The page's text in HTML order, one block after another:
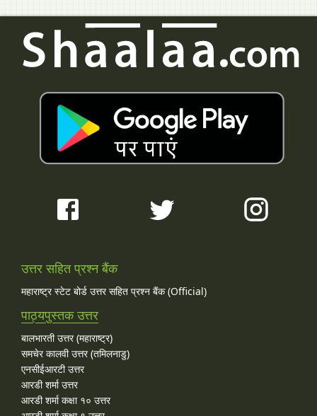
उत्तर सहित प्रश्न बैंक
महाराष्ट्र स्टेट बोर्ड उत्तर सहित प्रश्न बैंक (Official)
पाठ्यपुस्तक उत्तर
बालभारती उत्तर (महाराष्ट्र)
समचेर कालवी उत्तर (तमिलनाडु)
एनसीईआरटी उत्तर
आरडी शर्मा उत्तर
आरडी शर्मा कक्षा १० उत्तर